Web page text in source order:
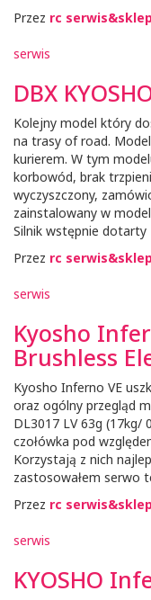
Przez rc
serwis
DBX
Kolejny model który
na trasy of road.
kurierem. W tym
korbowód, brak
wyczyszczony,
zainstalowany w
Silnik wstępnie dotarty
Przez rc
serwis
Kyosho
Brushless
Kyosho Inferno VE
oraz ogólny przegląd
DL3017 LV 63g (17kg/
czołówka pod
Korzystają z nich
zastosowałem serwo
Przez rc
serwis
KYOSHO